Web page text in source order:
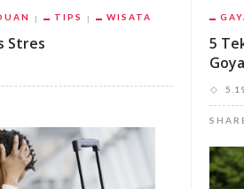
TIPS WISATA
Stres
5